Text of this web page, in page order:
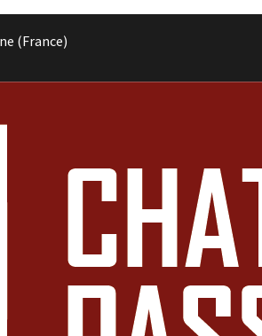
(France)